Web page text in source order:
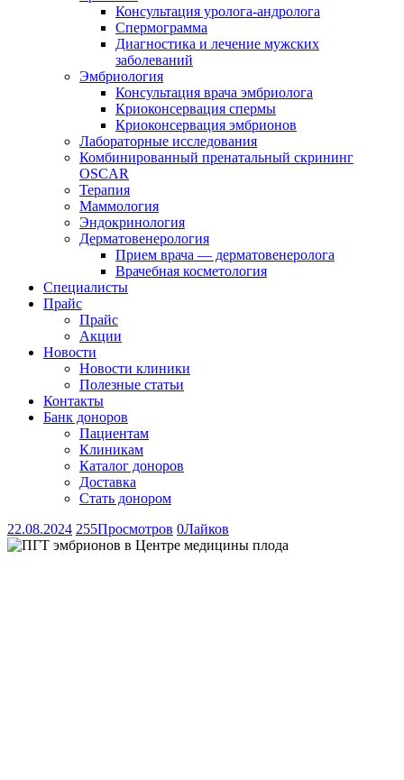
Консультация уролога-андролога
Спермограмма
Диагностика и лечение мужских
заболеваний
Эмбриология
Консультация врача эмбриолога
Криоконсервация спермы
Криоконсервация эмбрионов
Лабораторные исследования
Комбинированный пренатальный скрининг
OSCAR
Терапия
Маммология
Эндокринология
Дерматовенерология
Прием врача — дерматовенеролога
Врачебная косметология
Специалисты
Прайс
Прайс
Акции
Новости
Новости клиники
Полезные статьи
Контакты
Банк доноров
Пациентам
Клиникам
Каталог доноров
Доставка
Стать донором
22.08.2024 255Просмотров 0Лайков